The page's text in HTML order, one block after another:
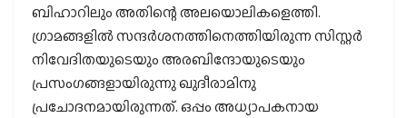
ബിഹാറിലും അതിന്റെ അലയൊലികളെത്തി.
ഗ്രാമങ്ങളിൽ സന്ദർശനത്തിനെത്തിയിരുന്ന സിസ്റ്റർ
നിവേദിതയുടെയും അരബിന്ദോയുടെയും
പ്രസംഗങ്ങളായിരുന്നു ഖുദീരാമിനു
പ്രചോദനമായിരുന്നത്. ഒപ്പം അധ്യാപകനായ